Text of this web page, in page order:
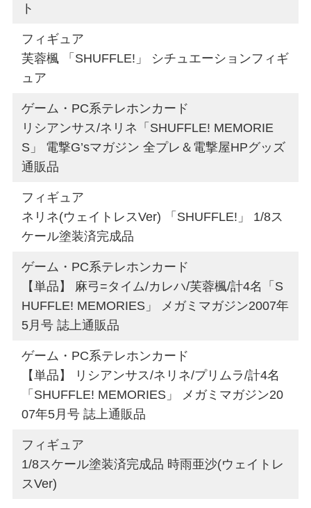
ト
フィギュア
芙蓉楓 「SHUFFLE!」 シチュエーションフィギ
ュア
ゲーム・PC系テレホンカード
リシアンサス/ネリネ「SHUFFLE! MEMORIE
S」 電撃G’sマガジン 全プレ＆電撃屋HPグッズ
通販品
フィギュア
ネリネ(ウェイトレスVer) 「SHUFFLE!」 1/8ス
ケール塗装済完成品
ゲーム・PC系テレホンカード
【単品】 麻弓=タイム/カレハ/芙蓉楓/計4名「S
HUFFLE! MEMORIES」 メガミマガジン2007年
5月号 誌上通販品
ゲーム・PC系テレホンカード
【単品】 リシアンサス/ネリネ/プリムラ/計4名
「SHUFFLE! MEMORIES」 メガミマガジン20
07年5月号 誌上通販品
フィギュア
1/8スケール塗装済完成品 時雨亜沙(ウェイトレ
スVer)